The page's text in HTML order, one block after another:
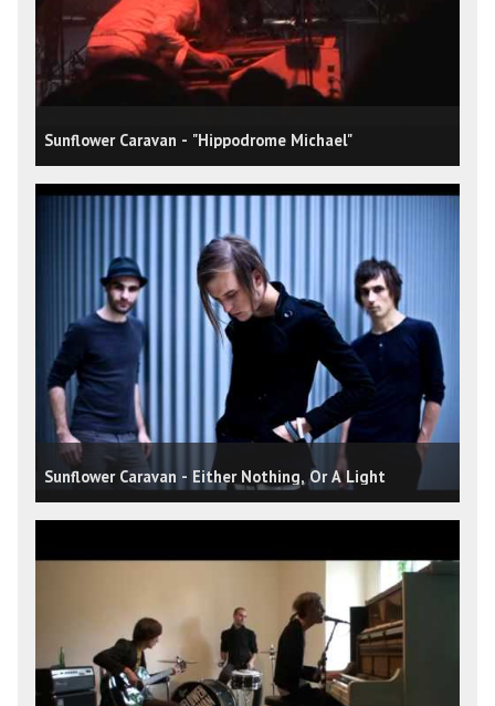
Sunflower Caravan - "Hippodrome Michael"
Sunflower Caravan - Either Nothing, Or A Light